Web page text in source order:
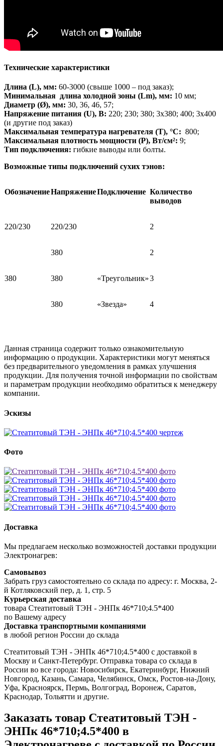
Технические характеристики
Длина (L), мм: 60-3000 (свыше 1000 – под заказ);
Минимальная длина холодной зоны (Lm), мм: 10 мм;
Диаметр (Ø), мм: 30, 36, 46, 57;
Напряжение питания (U), В: 220; 230; 380; 3х380; 400; 3х400
(и другие под заказ)
Максимальная температура нагревателя (Т), °С: 800;
Максимальная плотность мощности (Р), Вт/cм²: 9;
Тип подключения: гибкие выводы или болты.
Возможные типы подключений сухих тэнов:
ОбозначениеНапряжениеПодключение Количество
выводов
220/230 220/230 2
380
380 2
380 «Треугольник»3
380 «Звезда» 4
Данная страница содержит только ознакомительную
информацию о продукции. Характеристики могут меняться
без предварительного уведомления в рамках улучшения
продукции. Для получения точной информации по свойствам
и параметрам продукции необходимо обратиться к менеджеру
компании.
Эскизы
Фото
Доставка
Мы предлагаем несколько возможностей доставки продукции
Электронагрев:
Самовывоз
Забрать груз самостоятельно со склада по адресу: г. Москва, 2-
й Котляковский пер, д. 1, стр. 5
Курьерская доставка
товара Стеатитовый ТЭН - ЭНПк 46*710;4.5*400
по Вашему адресу
Доставка транспортными компаниями
в любой регион России до склада
Стеатитовый ТЭН - ЭНПк 46*710;4.5*400 с доставкой в
Москву и Санкт-Петербург. Отправка товара со склада в
России во все города: Новосибирск, Екатеринбург, Нижний
Новгород, Казань, Самара, Челябинск, Омск, Ростов-на-Дону,
Уфа, Красноярск, Пермь, Волгоград, Воронеж, Саратов,
Краснодар, Тольятти и другие.
Заказать товар Стеатитовый ТЭН -
ЭНПк 46*710;4.5*400 в